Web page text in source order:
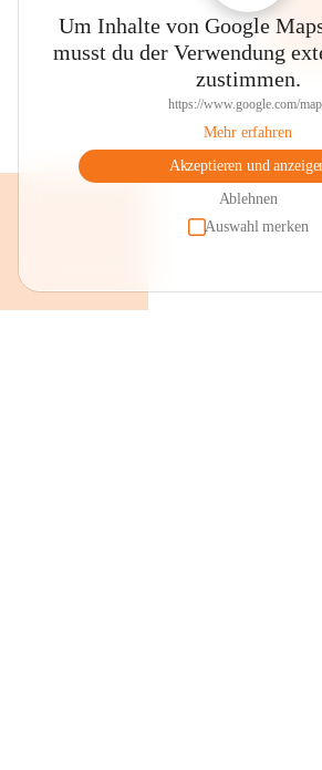
Um Inhalte von Google
musst du der Verwendung
zustimmen.
https://www.google.com/
Mehr erfahren
Akzeptieren und
Ablehnen
Auswahl merken